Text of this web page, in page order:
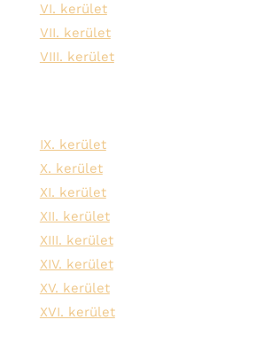
VI. kerület
VII. kerület
VIII. kerület
IX. kerület
X. kerület
XI. kerület
XII. kerület
XIII. kerület
XIV. kerület
XV. kerület
XVI. kerület